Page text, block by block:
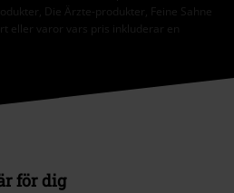
Die Ärzte-produkter, Feine Sahne
eller varor vars pris inkluderar en
för dig